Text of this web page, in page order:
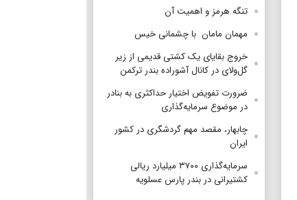
تنگه هرمز و اهمیت آن
مهمان مامان با چشمانی خیس
خروج بقایای یک کشتی قدیمی از زیر
گل‌ولای در کانال آشوراده بندر ترکمن
ضرورت تفویض اختیار حداکثری به بنادر
در موضوع سرمایه‌گذاری
چابهار، مقصد مهم گردشگری در كشور
ایران
سرمایه‌گذاری ۳۷۰۰ میلیارد ریالی
کشتیرانی در بندر پارس عسلویه